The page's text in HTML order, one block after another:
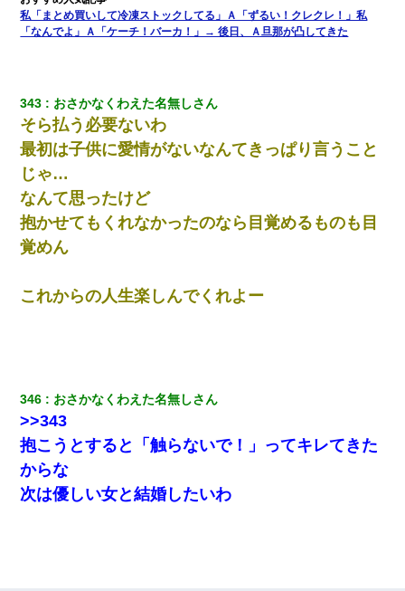
私「まとめ買いして冷凍ストックしてる」Ａ「ずるい！クレクレ！」私
「なんでよ」Ａ「ケーチ！バーカ！」→ 後日、Ａ旦那が凸してきた
343 おさかなくわえた名無しさん
そら払う必要ないわ
最初は子供に愛情がないなんてきっぱり言うこと
じゃ…
なんて思ったけど
抱かせてもくれなかったのなら目覚めるものも目
覚めん
これからの人生楽しんでくれよー
346 おさかなくわえた名無しさん
>>343
抱こうとすると「触らないで！」ってキレてきた
からな
次は優しい女と結婚したいわ